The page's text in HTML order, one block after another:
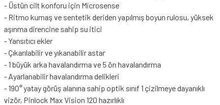
- Üstün cilt konforu için Microsense
- Ritmo kumaş ve sentetik deriden yapılmış boyun rulosu, yüksek
aşınma direncine sahip su itici
- Yansıtıcı ekler
- Çıkarılabilir ve yıkanabilir astar
- 1 büyük arka havalandırma ve 5 ön havalandırma
- Ayarlanabilir havalandırma delikleri
- 190° yatay görüş alanına sahip optik sınıf 1 çizilmeye dayanıklı
vizör, Pinlock Max Vision 120 hazırlıklı